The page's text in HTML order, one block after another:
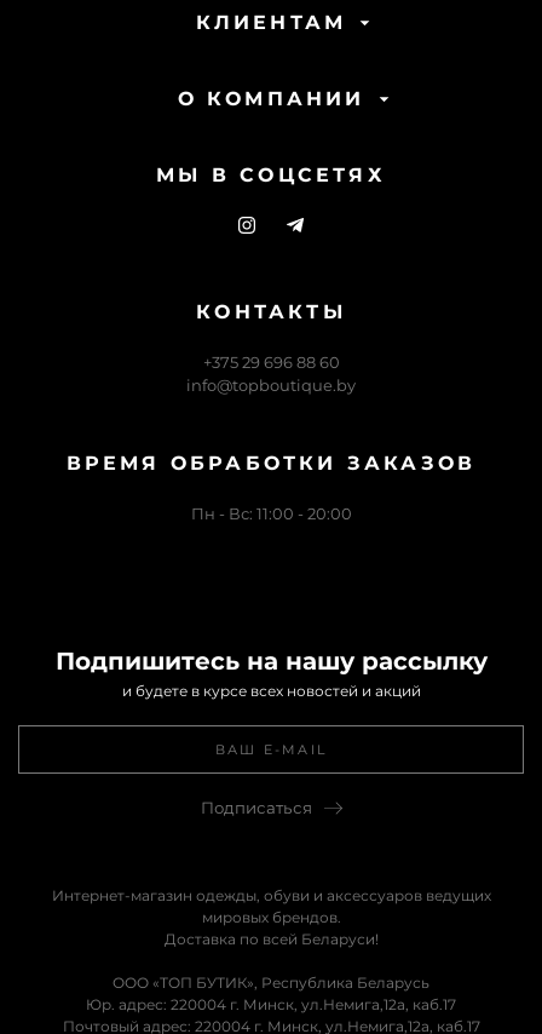
КЛИЕНТАМ
О КОМПАНИИ
МЫ В СОЦСЕТЯХ
КОНТАКТЫ
+375 29 696 88 60
info@topboutique.by
ВРЕМЯ ОБРАБОТКИ ЗАКАЗОВ
Пн - Вс: 11:00 - 20:00
Подпишитесь на нашу рассылку
и будете в курсе всех новостей и акций
Подписаться
Интернет-магазин одежды, обуви и аксессуаров ведущих
мировых брендов.
Доставка по всей Беларуси!
ООО «ТОП БУТИК», Республика Беларусь
Юр. адрес: 220004 г. Минск, ул.Немига,12а, каб.17
Почтовый адрес: 220004 г. Минск, ул.Немига,12а, каб.17